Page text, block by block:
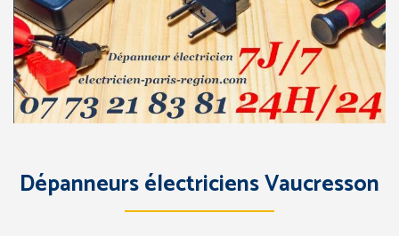
Dépanneurs électriciens Vaucresson